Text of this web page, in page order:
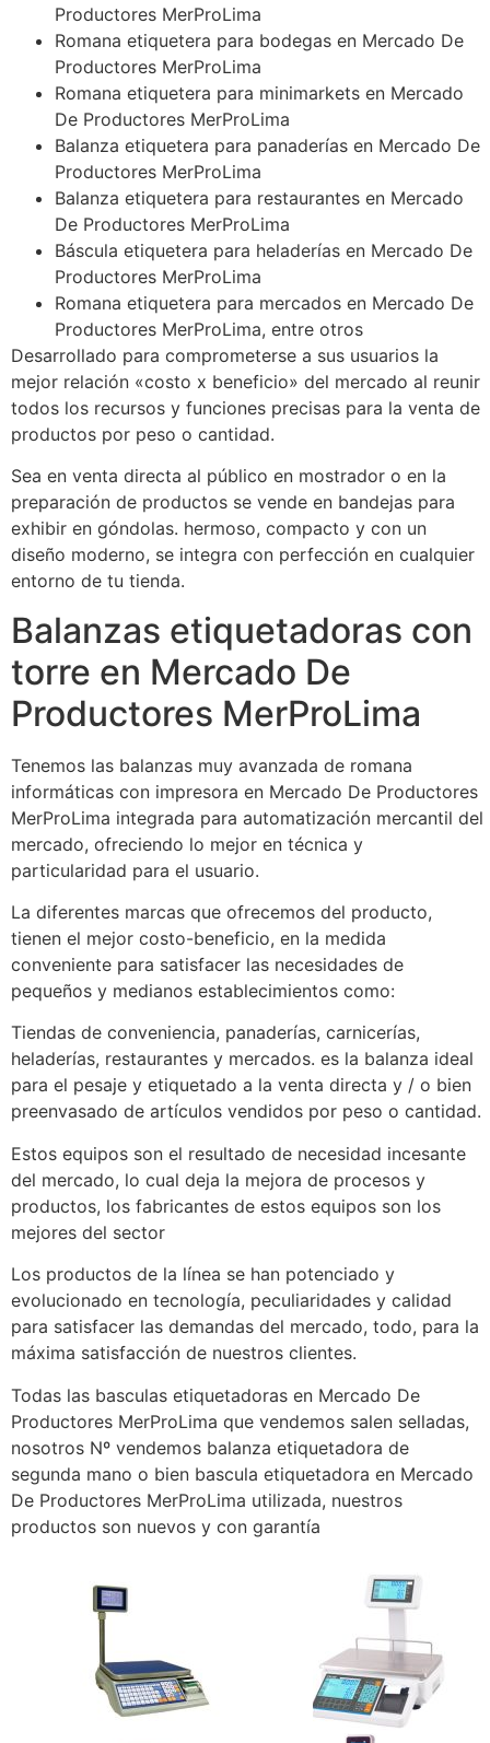
Productores MerProLima
Romana etiquetera para bodegas en Mercado De
Productores MerProLima
Romana etiquetera para minimarkets en Mercado
De Productores MerProLima
Balanza etiquetera para panaderías en Mercado De
Productores MerProLima
Balanza etiquetera para restaurantes en Mercado
De Productores MerProLima
Báscula etiquetera para heladerías en Mercado De
Productores MerProLima
Romana etiquetera para mercados en Mercado De
Productores MerProLima, entre otros
Desarrollado para comprometerse a sus usuarios la
mejor relación «costo x beneficio» del mercado al reunir
todos los recursos y funciones precisas para la venta de
productos por peso o cantidad.
Sea en venta directa al público en mostrador o en la
preparación de productos se vende en bandejas para
exhibir en góndolas. hermoso, compacto y con un
diseño moderno, se integra con perfección en cualquier
entorno de tu tienda.
Balanzas etiquetadoras con
torre en Mercado De
Productores MerProLima
Tenemos las balanzas muy avanzada de romana
informáticas con impresora en Mercado De Productores
MerProLima integrada para automatización mercantil del
mercado, ofreciendo lo mejor en técnica y
particularidad para el usuario.
La diferentes marcas que ofrecemos del producto,
tienen el mejor costo-beneficio, en la medida
conveniente para satisfacer las necesidades de
pequeños y medianos establecimientos como:
Tiendas de conveniencia, panaderías, carnicerías,
heladerías, restaurantes y mercados. es la balanza ideal
para el pesaje y etiquetado a la venta directa y / o bien
preenvasado de artículos vendidos por peso o cantidad.
Estos equipos son el resultado de necesidad incesante
del mercado, lo cual deja la mejora de procesos y
productos, los fabricantes de estos equipos son los
mejores del sector
Los productos de la línea se han potenciado y
evolucionado en tecnología, peculiaridades y calidad
para satisfacer las demandas del mercado, todo, para la
máxima satisfacción de nuestros clientes.
Todas las basculas etiquetadoras en Mercado De
Productores MerProLima que vendemos salen selladas,
nosotros Nº vendemos balanza etiquetadora de
segunda mano o bien bascula etiquetadora en Mercado
De Productores MerProLima utilizada, nuestros
productos son nuevos y con garantía